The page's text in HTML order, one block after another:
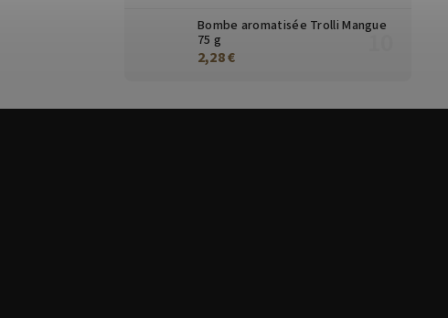
Bombe aromatisée Trolli Mangue
75 g
2,28 €